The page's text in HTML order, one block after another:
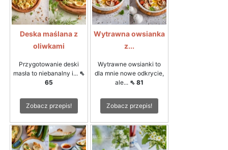
Deska maślana z
oliwkami
Przygotowanie deski
masła to niebanalny i... ⇖
65
Zobacz przepis!
Wytrawna owsianka
z...
Wytrawne owsianki to
dla mnie nowe odkrycie,
ale... ⇖ 81
Zobacz przepis!